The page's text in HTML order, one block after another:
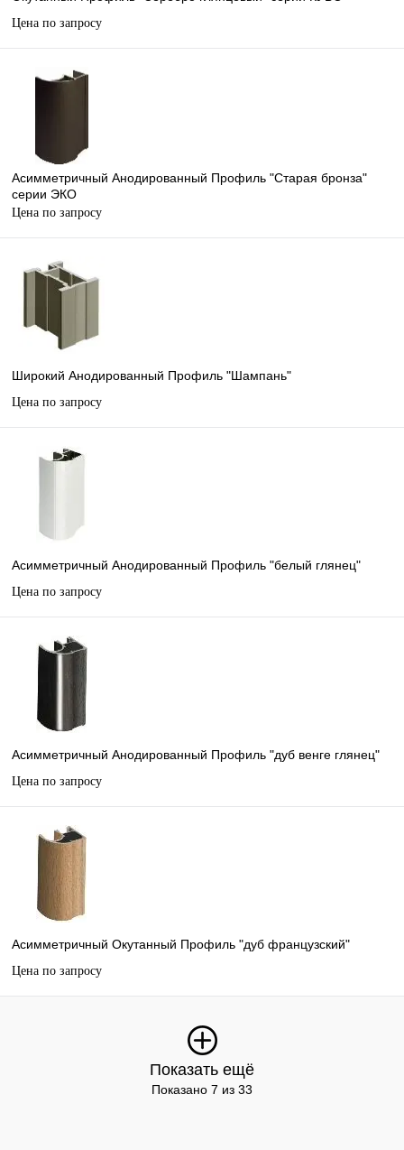
Цена по запросу
Асимметричный Анодированный Профиль "Старая бронза"
серии ЭКО
Цена по запросу
Широкий Анодированный Профиль "Шампань"
Цена по запросу
Асимметричный Анодированный Профиль "белый глянец"
Цена по запросу
Асимметричный Анодированный Профиль "дуб венге глянец"
Цена по запросу
Асимметричный Окутанный Профиль "дуб французский"
Цена по запросу
Показать ещё
Показано 7 из 33